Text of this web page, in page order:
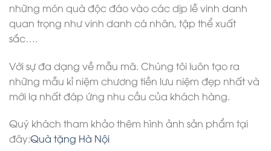
những món quà độc đáo vào các dịp lễ vinh danh
quan trọng như vinh danh cá nhân, tập thể xuất
sắc….
Với sự đa dạng về mẫu mã. Chúng tôi luôn tạo ra
những mẫu kỉ niệm chương tiền lưu niệm đẹp nhất và
mới lạ nhất đáp ứng nhu cầu của khách hàng.
Quý khách tham khảo thêm hình ảnh sản phẩm tại
đây:Quà tặng Hà Nội